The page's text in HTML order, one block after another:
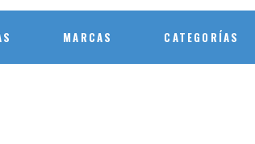
MARCAS CATEGORÍAS